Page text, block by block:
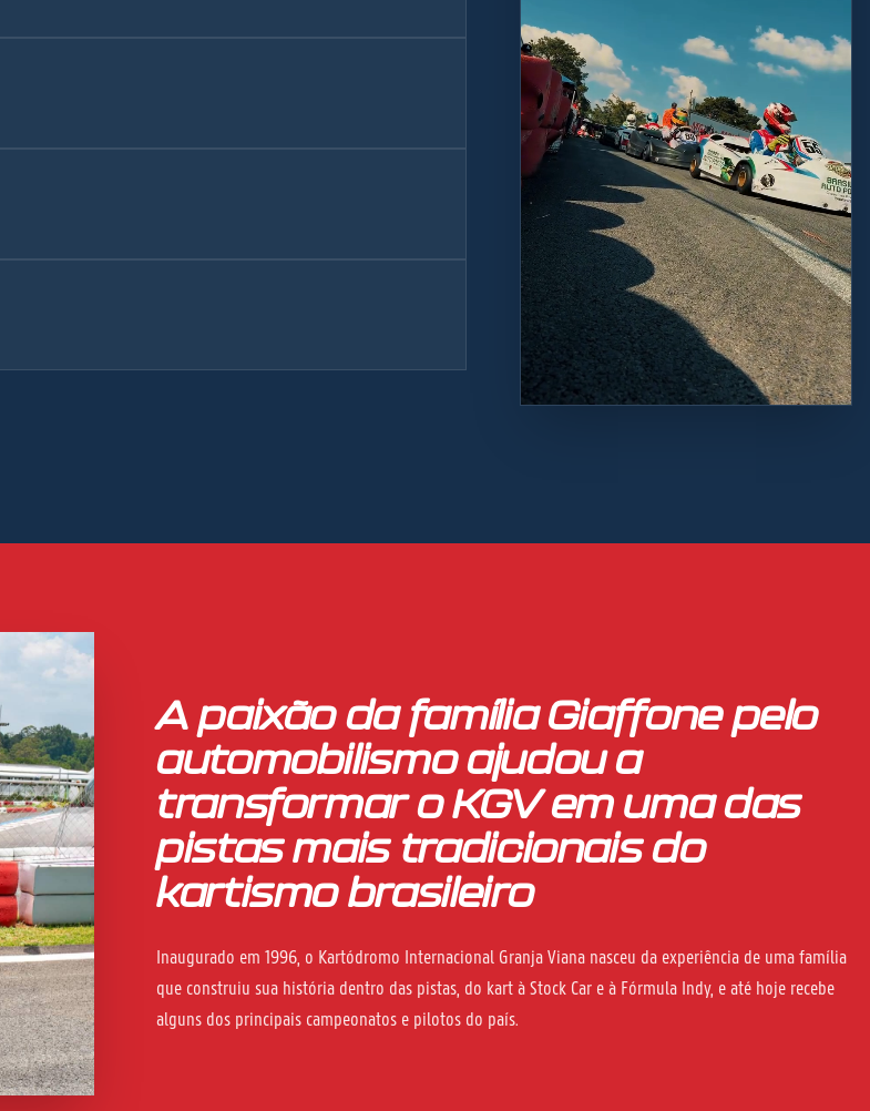
A paixão da família Giaffone pelo
automobilismo ajudou a
transformar o KGV em uma das
pistas mais tradicionais do
kartismo brasileiro
Inaugurado em 1996, o Kartódromo Internacional Granja Viana nasceu da experiência de uma família
que construiu sua história dentro das pistas, do kart à Stock Car e à Fórmula Indy, e até hoje recebe
alguns dos principais campeonatos e pilotos do país.